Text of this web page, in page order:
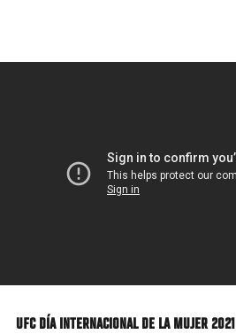
contenido
UFC DÍA INTERNACIONAL DE LA MUJER 2021